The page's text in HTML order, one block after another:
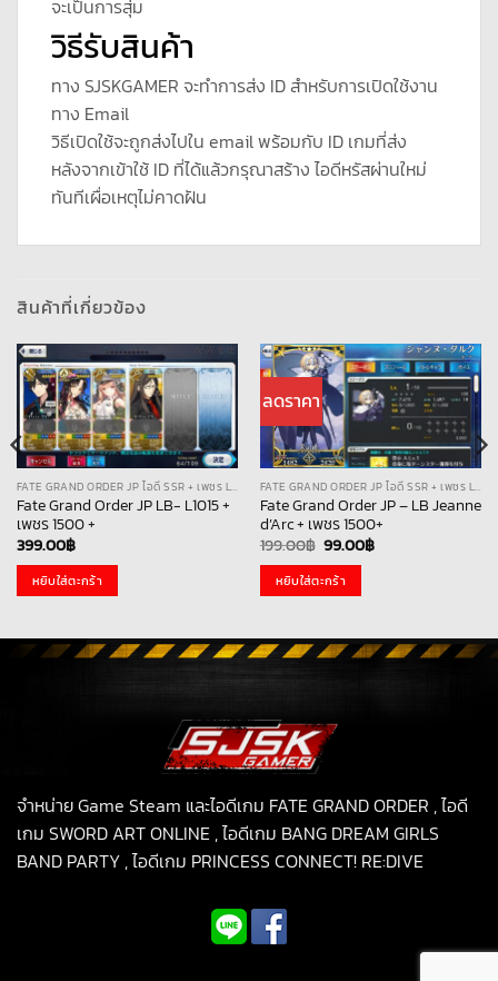
จะเป็นการสุ่ม
วิธีรับสินค้า
ทาง SJSKGAMER จะทำการส่ง ID สำหรับการเปิดใช้งาน
ทาง Email
วิธีเปิดใช้จะถูกส่งไปใน email พร้อมกับ ID เกมที่ส่ง
หลังจากเข้าใช้ ID ที่ได้แล้วกรุณาสร้าง ไอดีหรัสผ่านใหม่
ทันทีเผื่อเหตุไม่คาดฝัน
สินค้าที่เกี่ยวข้อง
FATE GRAND ORDER JP ไอดี SSR + เพชร LB
Fate Grand Order JP LB- L1015 +
เพชร 1500 +
399.00฿
หยิบใส่ตะกร้า
ลดราคา
FATE GRAND ORDER JP ไอดี SSR + เพชร LB
Fate Grand Order JP – LB Jeanne
d’Arc + เพชร 1500+
199.00฿ Original
price
was:
199.00฿.
99.00฿Current
price
หยิบใส่ตะกร้า
จำหน่าย Game Steam และไอดีเกม FATE GRAND ORDER , ไอดี
เกม SWORD ART ONLINE , ไอดีเกม BANG DREAM GIRLS
BAND PARTY , ไอดีเกม PRINCESS CONNECT! RE:DIVE